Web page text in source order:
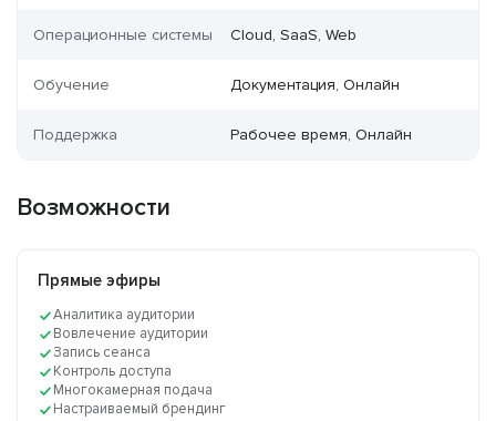
Операционные системы Cloud, SaaS, Web
Обучение Документация, Онлайн
Поддержка Рабочее время, Онлайн
Возможности
Прямые эфиры
Аналитика аудитории
Вовлечение аудитории
Запись сеанса
Контроль доступа
Многокамерная подача
Настраиваемый брендинг